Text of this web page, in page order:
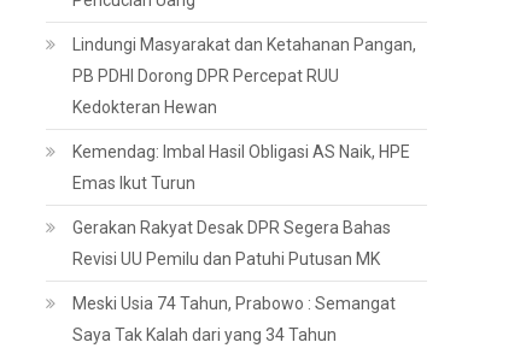
Lindungi Masyarakat dan Ketahanan Pangan,
PB PDHI Dorong DPR Percepat RUU
Kedokteran Hewan
Kemendag: Imbal Hasil Obligasi AS Naik, HPE
Emas Ikut Turun
Gerakan Rakyat Desak DPR Segera Bahas
Revisi UU Pemilu dan Patuhi Putusan MK
Meski Usia 74 Tahun, Prabowo : Semangat
Saya Tak Kalah dari yang 34 Tahun